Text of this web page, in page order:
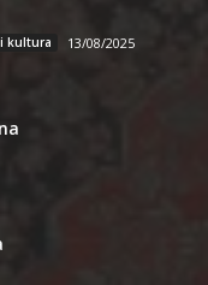
kultura 13/08/2025